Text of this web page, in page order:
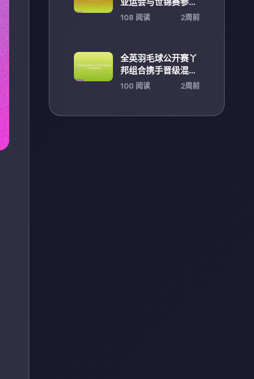
运动员完整名单
108 阅读 2周前
全英羽毛球公开赛丫
邦组合携手晋级混双
八强 成就新高峰
100 阅读 2周前